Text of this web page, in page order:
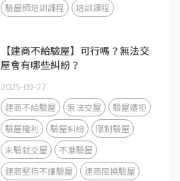
驗屋師培訓課程 培訓課程
【建商不給驗屋】可行嗎？無法交
屋會有哪些糾紛？
2025-09-27
建商不給驗屋 無法交屋
驗屋遭拒
驗屋權利
驗屋糾紛
限制驗屋
未驗就交屋
不准驗屋
建商堅持不讓驗屋
建商阻撓驗屋